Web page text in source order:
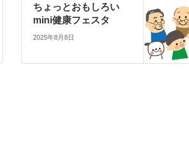
ちょっとおもしろい
mini健康フェスタ
2025年8月8日